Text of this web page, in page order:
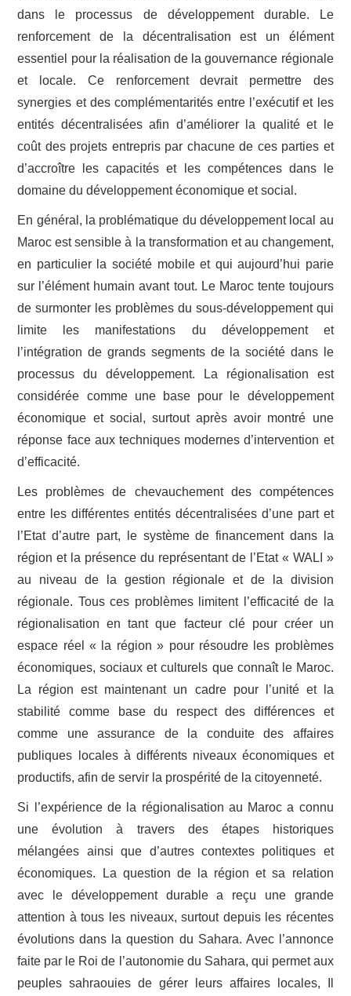
dans le processus de développement durable. Le
renforcement de la décentralisation est un élément
essentiel pour la réalisation de la gouvernance régionale
et locale. Ce renforcement devrait permettre des
synergies et des complémentarités entre l’exécutif et les
entités décentralisées afin d’améliorer la qualité et le
coût des projets entrepris par chacune de ces parties et
d’accroître les capacités et les compétences dans le
domaine du développement économique et social.
En général, la problématique du développement local au
Maroc est sensible à la transformation et au changement,
en particulier la société mobile et qui aujourd’hui parie
sur l’élément humain avant tout. Le Maroc tente toujours
de surmonter les problèmes du sous-développement qui
limite les manifestations du développement et
l’intégration de grands segments de la société dans le
processus du développement. La régionalisation est
considérée comme une base pour le développement
économique et social, surtout après avoir montré une
réponse face aux techniques modernes d’intervention et
d’efficacité.
Les problèmes de chevauchement des compétences
entre les différentes entités décentralisées d’une part et
l’Etat d’autre part, le système de financement dans la
région et la présence du représentant de l’Etat « WALI »
au niveau de la gestion régionale et de la division
régionale. Tous ces problèmes limitent l’efficacité de la
régionalisation en tant que facteur clé pour créer un
espace réel « la région » pour résoudre les problèmes
économiques, sociaux et culturels que connaît le Maroc.
La région est maintenant un cadre pour l’unité et la
stabilité comme base du respect des différences et
comme une assurance de la conduite des affaires
publiques locales à différents niveaux économiques et
productifs, afin de servir la prospérité de la citoyenneté.
Si l’expérience de la régionalisation au Maroc a connu
une évolution à travers des étapes historiques
mélangées ainsi que d’autres contextes politiques et
économiques. La question de la région et sa relation
avec le développement durable a reçu une grande
attention à tous les niveaux, surtout depuis les récentes
évolutions dans la question du Sahara. Avec l’annonce
faite par le Roi de l’autonomie du Sahara, qui permet aux
peuples sahraouies de gérer leurs affaires locales, Il